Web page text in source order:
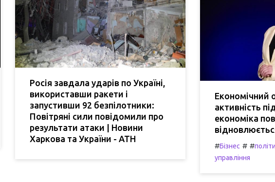
Росія завдала ударів по Україні,
використавши ракети і
запустивши 92 безпілотники:
Повітряні сили повідомили про
результати атаки | Новини
Харкова та України - АТН
Економічний
активність
економіка
#Бізнес # #
управління